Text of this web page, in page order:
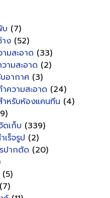
บ (7)
ง (52)
มสะอาด (33)
ามสะอาด (2)
อากาศ (3)
ความสะอาด (24)
หรับห้องแคนทีน (4)
เก็บ (339)
เร็จรูป (2)
ปากตัด (20)
(5)
(7)